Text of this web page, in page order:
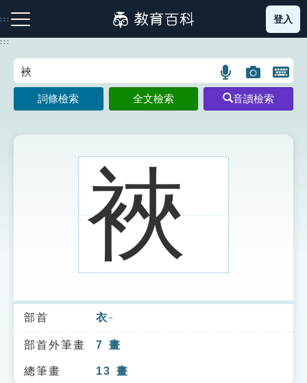
到
主
:::
注音索引圖示 筆畫索引圖示 部首索引表圖示
索引選單
知識索引
單字索引
登入
:::
語
言
搜
示
圖
片
搜
開
鍵
圖
詞條檢索 全文檢索 音讀檢索
裌
部首 衣 ㄧ
部首外筆畫 7 畫
總筆畫 13 畫